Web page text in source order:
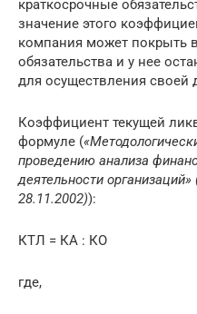
краткосрочные
значение этого
компания может покрыть
обязательства и у нее
для осуществления своей
Коэффициент текущей
формуле (
проведению анализа
деятельности
28.11.2002)):
КТЛ = КА : КО
где,